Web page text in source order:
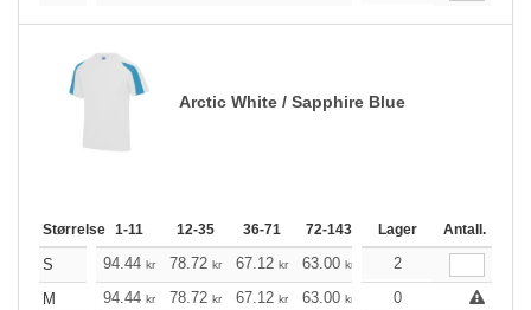
Arctic White / Sapphire Blue
Størrelse 1-11 12-35 36-71 72-143 144-287 288 +
Lager Antall.
S 94.44 kr 78.72 kr 67.12 kr 63.00 kr 59.76
2
M
94.44 kr 78.72 kr 67.12 kr 63.00 kr 59.76 59.32kr
0